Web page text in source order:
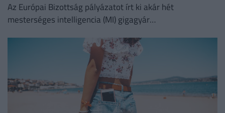
Az Európai Bizottság pályázatot írt ki akár hét
mesterséges intelligencia (MI) gigagyár
infrastruktúrát kívánnak létrehozni